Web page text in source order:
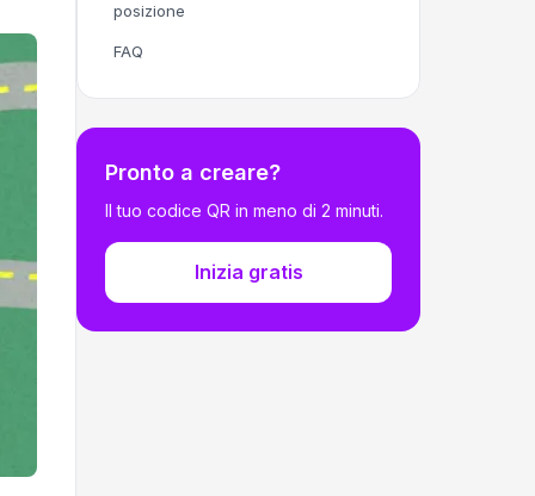
posizione
FAQ
Pronto a creare?
Il tuo codice QR in meno di 2 minuti.
Inizia gratis